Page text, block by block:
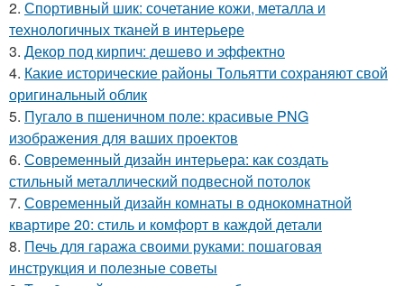
2. Спортивный шик: сочетание кожи, металла и
технологичных тканей в интерьере
3. Декор под кирпич: дешево и эффектно
4. Какие исторические районы Тольятти сохраняют свой
оригинальный облик
5. Пугало в пшеничном поле: красивые PNG
изображения для ваших проектов
6. Современный дизайн интерьера: как создать
стильный металлический подвесной потолок
7. Современный дизайн комнаты в однокомнатной
квартире 20: стиль и комфорт в каждой детали
8. Печь для гаража своими руками: пошаговая
инструкция и полезные советы